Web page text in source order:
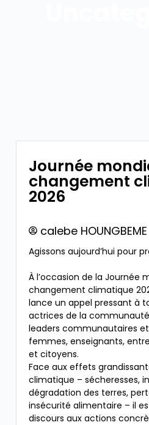
Journée
changement
2026
calebe HOUNGBEME
Agissons aujourd’hui pour
À l’occasion de la Journée
changement climatique
lance un appel pressant à
actrices de la
leaders communautaires et
femmes, enseignants,
et citoyens.
Face aux effets
climatique – sécheresses,
dégradation des terres,
insécurité alimentaire – il
discours aux actions